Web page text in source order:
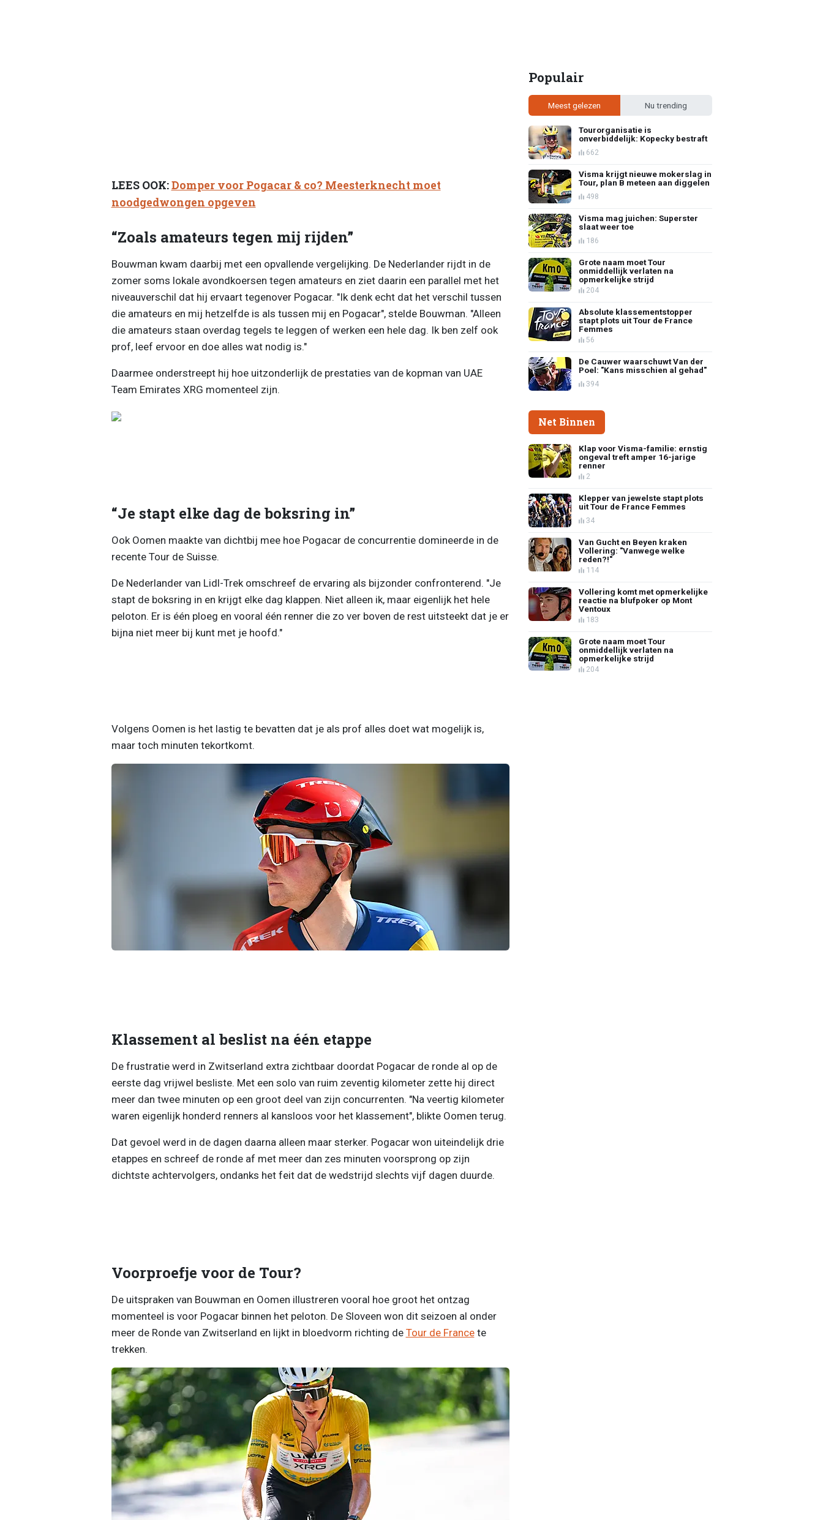
LEES OOK:Domper voor Pogacar & co? Meesterknecht moet
noodgedwongen opgeven
“Zoals amateurs tegen mij rijden”
Bouwman kwam daarbij met een opvallende vergelijking. De Nederlander rijdt in de
zomer soms lokale avondkoersen tegen amateurs en ziet daarin een parallel met het
niveauverschil dat hij ervaart tegenover Pogacar. "Ik denk echt dat het verschil tussen
die amateurs en mij hetzelfde is als tussen mij en Pogacar", stelde Bouwman. "Alleen
die amateurs staan overdag tegels te leggen of werken een hele dag. Ik ben zelf ook
prof, leef ervoor en doe alles wat nodig is."
Daarmee onderstreept hij hoe uitzonderlijk de prestaties van de kopman van UAE
Team Emirates XRG momenteel zijn.
“Je stapt elke dag de boksring in”
Ook Oomen maakte van dichtbij mee hoe Pogacar de concurrentie domineerde in de
recente Tour de Suisse.
De Nederlander van Lidl-Trek omschreef de ervaring als bijzonder confronterend. "Je
stapt de boksring in en krijgt elke dag klappen. Niet alleen ik, maar eigenlijk het hele
peloton. Er is één ploeg en vooral één renner die zo ver boven de rest uitsteekt dat je er
bijna niet meer bij kunt met je hoofd."
Volgens Oomen is het lastig te bevatten dat je als prof alles doet wat mogelijk is,
maar toch minuten tekortkomt.
Klassement al beslist na één etappe
De frustratie werd in Zwitserland extra zichtbaar doordat Pogacar de ronde al op de
eerste dag vrijwel besliste. Met een solo van ruim zeventig kilometer zette hij direct
meer dan twee minuten op een groot deel van zijn concurrenten. "Na veertig kilometer
waren eigenlijk honderd renners al kansloos voor het klassement", blikte Oomen terug.
Dat gevoel werd in de dagen daarna alleen maar sterker. Pogacar won uiteindelijk drie
etappes en schreef de ronde af met meer dan zes minuten voorsprong op zijn
dichtste achtervolgers, ondanks het feit dat de wedstrijd slechts vijf dagen duurde.
Voorproefje voor de Tour?
De uitspraken van Bouwman en Oomen illustreren vooral hoe groot het ontzag
momenteel is voor Pogacar binnen het peloton. De Sloveen won dit seizoen al onder
meer de Ronde van Zwitserland en lijkt in bloedvorm richting de Tour de Francete
trekken.
Populair
Meest gelezen Nu trending
Tourorganisatie is
onverbiddelijk: Kopecky bestraft
662
Visma krijgt nieuwe mokerslag in
Tour, plan B meteen aan diggelen
498
Visma mag juichen: Superster
slaat weer toe
186
Grote naam moet Tour
onmiddellijk verlaten na
opmerkelijke strijd
204
Absolute klassementstopper
stapt plots uit Tour de France
Femmes
56
De Cauwer waarschuwt Van der
Poel: "Kans misschien al gehad"
394
Net Binnen
Klap voor Visma-familie: ernstig
ongeval treft amper 16-jarige
renner
2
Klepper van jewelste stapt plots
uit Tour de France Femmes
34
Van Gucht en Beyen kraken
Vollering: "Vanwege welke
reden?!"
114
Vollering komt met opmerkelijke
reactie na blufpoker op Mont
Ventoux
183
Grote naam moet Tour
onmiddellijk verlaten na
opmerkelijke strijd
204